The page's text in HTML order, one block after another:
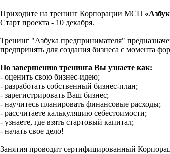
Приходите на тренинг Корпорации МСП
Старт проекта - 10 декабря.
Тренинг "Азбука предпринимателя"
предпринять для создания бизнеса с момента
По завершению тренинга Вы узнаете как:
- оценить свою бизнес-идею;
- разработать собственный бизнес-план;
- зарегистрировать Ваш бизнес;
- научитесь планировать финансовые расходы;
- рассчитаете калькуляцию себестоимости;
- узнаете, где взять стартовый капитал;
- начать свое дело!
Занятия проводит сертифицированный